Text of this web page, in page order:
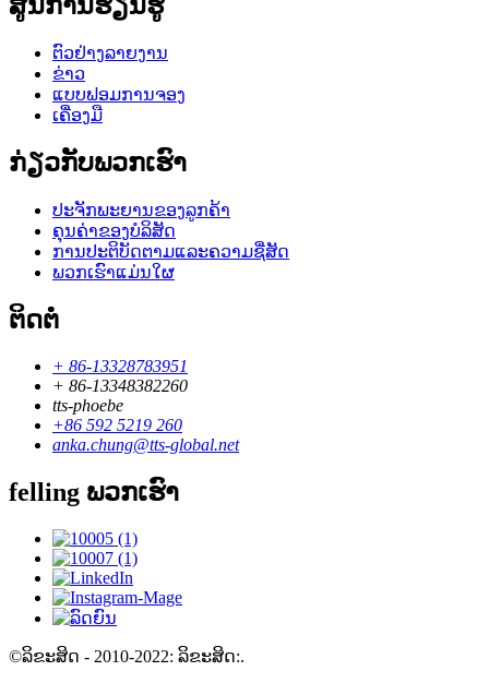
ສູນການຮຽນຮູ້
ຕົວຢ່າງລາຍງານ
ຂ່າວ
ແບບຟອມການຈອງ
ເຄື່ອງມື
ກ່ຽວກັບພວກເຮົາ
ປະຈັກພະຍານຂອງລູກຄ້າ
ຄຸນຄ່າຂອງບໍລິສັດ
ການປະຕິບັດຕາມແລະຄວາມຊື່ສັດ
ພວກເຮົາແມ່ນໃຜ
ຕິດຕໍ່
+ 86-13328783951
+ 86-13348382260
tts-phoebe
+86 592 5219 260
anka.chung@tts-global.net
felling ພວກເຮົາ
©ລິຂະສິດ - 2010-2022: ລິຂະສິດ:.